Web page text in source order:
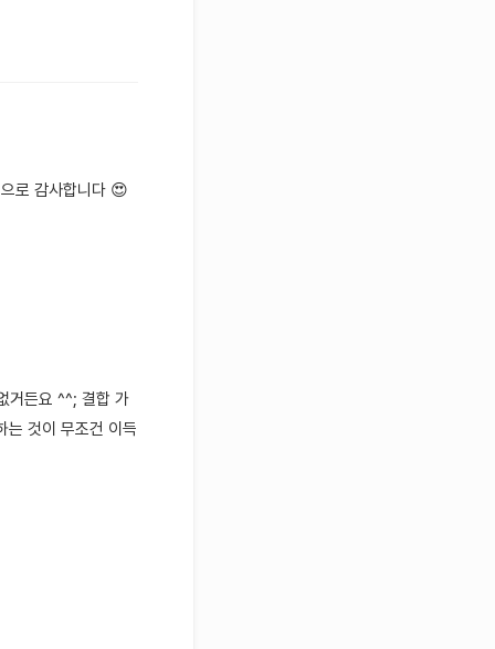
로 감사합니다 😍
거든요 ^^; 결합 가
는 것이 무조건 이득